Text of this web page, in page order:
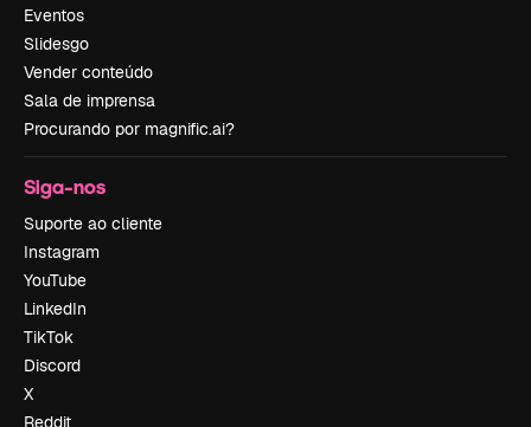
Eventos
Slidesgo
Vender conteúdo
Sala de imprensa
Procurando por magnific.ai?
Siga-nos
Suporte ao cliente
Instagram
YouTube
LinkedIn
TikTok
Discord
X
Reddit